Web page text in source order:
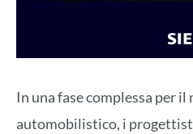
In una fase complessa per il
automobilistico, i